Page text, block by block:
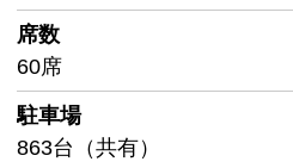
席数
60席
駐車場
863台（共有）